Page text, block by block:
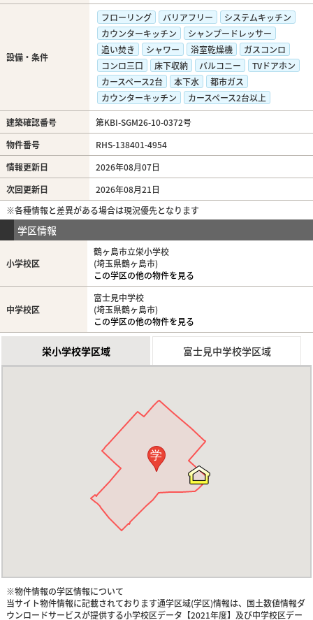
設備・条件
フローリング バリアフリー
システムキッチン
カウンターキッチン
シャンプードレッサー
追い焚き
シャワー 浴室乾燥機
ガスコンロ
コンロ三口
床下収納 バルコニー
TVドアホン
カースペース2台
本下水
都市ガス
カウンターキッチン
カースペース2台以上
建築確認番号
第KBI-SGM26-10-0372号
物件番号
RHS-138401-4954
情報更新日
2026年08月07日
次回更新日
2026年08月21日
※各種情報と差異がある場合は現況優先となります
学区情報
小学校区
鶴ヶ島市立栄小学校
(埼玉県鶴ヶ島市)
この学区の他の物件を見る
中学校区
富士見中学校
(埼玉県鶴ヶ島市)
この学区の他の物件を見る
栄小学校学区域 富士見中学校学区域
学
※物件情報の学区情報について
当サイト物件情報に記載されております通学区域(学区)情報は、国土数値情報ダ
ウンロードサービスが提供する小学校区データ【2021年度】及び中学校区デー